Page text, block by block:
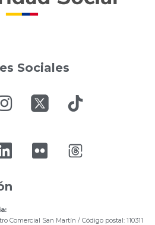
Sociales
Comercial San Martín / Código postal: 110311